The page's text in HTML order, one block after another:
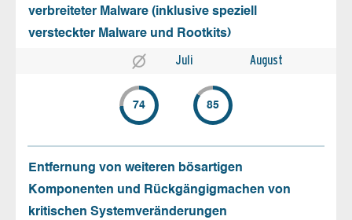
verbreiteter Malware (inklusive speziell
versteckter Malware und Rootkits)
Juli August
74 85
Entfernung von weiteren bösartigen
Komponenten und Rückgängigmachen von
kritischen Systemveränderungen